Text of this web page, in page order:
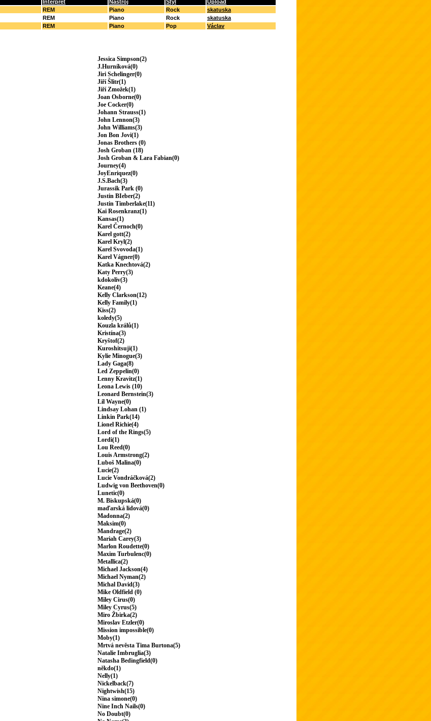
Interpret Nástroj Styl
Upload
REM Piano Rock
skatuska
REM Piano Rock
skatuska
REM Piano Pop Václav
Jessica Simpson(2)
J.Hurníková(0)
Jiri Schelinger(0)
Jiří Šlitr(1)
Jiří Zmožek(1)
Joan Osborne(0)
Joe Cocker(0)
Johann Strauss(1)
John Lennon(3)
John Williams(3)
Jon Bon Jovi(1)
Jonas Brothers (0)
Josh Groban (18)
Josh Groban & Lara Fabian(0)
Journey(4)
JoyEnriquez(0)
J.S.Bach(3)
Jurassik Park (0)
Justin BIeber(2)
Justin Timberlake(11)
Kai Rosenkranz(1)
Kansas(1)
Karel Černoch(0)
Karel gott(2)
Karel Kryl(2)
Karel Svovoda(1)
Karel Vágner(0)
Katka Knechtová(2)
Katy Perry(3)
kdokoliv(3)
Keane(4)
Kelly Clarkson(12)
Kelly Family(1)
Kiss(2)
koledy(5)
Kouzla králů(1)
Kristína(3)
Kryštof(2)
Kuroshitsuji(1)
Kylie Minogue(3)
Lady Gaga(8)
Led Zeppelin(0)
Lenny Kravitz(1)
Leona Lewis (10)
Leonard Bernstein(3)
Lil Wayne(0)
Lindsay Lohan (1)
Linkin Park(14)
Lionel Richie(4)
Lord of the Rings(5)
Lordi(1)
Lou Reed(0)
Louis Armstrong(2)
Luboš Malina(0)
Lucie(2)
Lucie Vondráčková(2)
Ludwig von Beethoven(0)
Lunetic(0)
M. Biskupská(0)
maďarská lidová(0)
Madonna(2)
Maksim(0)
Mandrage(2)
Mariah Carey(3)
Marlon Roudette(0)
Maxim Turbulenc(0)
Metallica(2)
Michael Jackson(4)
Michael Nyman(2)
Michal David(3)
Mike Oldfield (0)
Miley Cirus(0)
Miley Cyrus(5)
Miro Žbirka(2)
Miroslav Etzler(0)
Mission impossible(0)
Moby(1)
Mrtvá nevěsta Tima Burtona(5)
Natalie Imbruglia(3)
Natasha Bedingfield(0)
někdo(1)
Nelly(1)
Nickelback(7)
Nightwish(15)
Nina simone(0)
Nine Inch Nails(0)
No Doubt(0)